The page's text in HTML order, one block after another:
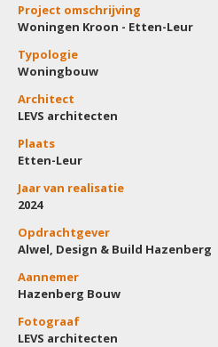
Project omschrijving
Woningen Kroon - Etten-Leur
Typologie
Woningbouw
Architect
LEVS architecten
Plaats
Etten-Leur
Jaar van realisatie
2024
Opdrachtgever
Alwel, Design & Build Hazenberg
Aannemer
Hazenberg Bouw
Fotograaf
LEVS architecten